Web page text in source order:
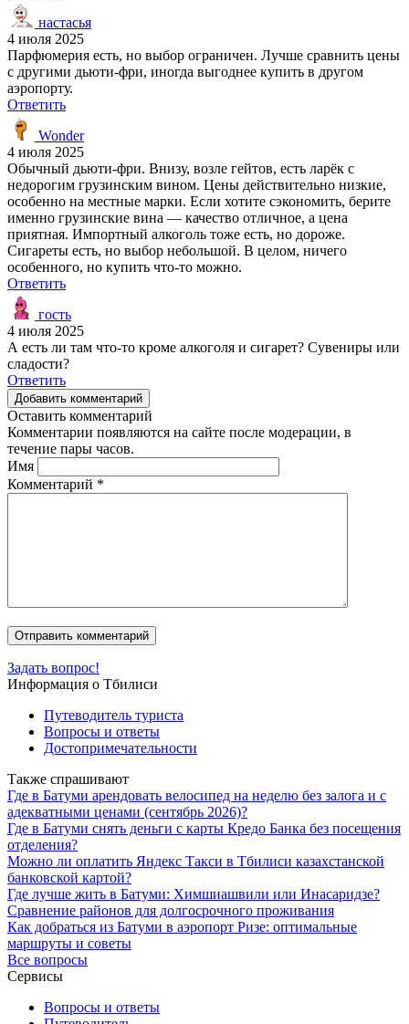
настасья
4 июля 2025
Парфюмерия есть, но выбор ограничен. Лучше сравнить цены
с другими дьюти-фри, иногда выгоднее купить в другом
аэропорту.
Ответить
Wonder
4 июля 2025
Обычный дьюти-фри. Внизу, возле гейтов, есть ларёк с
недорогим грузинским вином. Цены действительно низкие,
особенно на местные марки. Если хотите сэкономить, берите
именно грузинские вина — качество отличное, а цена
приятная. Импортный алкоголь тоже есть, но дороже.
Сигареты есть, но выбор небольшой. В целом, ничего
особенного, но купить что-то можно.
Ответить
гость
4 июля 2025
А есть ли там что-то кроме алкоголя и сигарет? Сувениры или
сладости?
Ответить
Добавить комментарий
Оставить комментарий
Комментарии появляются на сайте после модерации, в
течение пары часов.
Имя
Комментарий *
Задать вопрос!
Информация о Тбилиси
Путеводитель туриста
Вопросы и ответы
Достопримечательности
Также спрашивают
Где в Батуми арендовать велосипед на неделю без залога и с
адекватными ценами (сентябрь 2026)?
Где в Батуми снять деньги с карты Кредо Банка без посещения
отделения?
Можно ли оплатить Яндекс Такси в Тбилиси казахстанской
банковской картой?
Где лучше жить в Батуми: Химшиашвили или Инасаридзе?
Сравнение районов для долгосрочного проживания
Как добраться из Батуми в аэропорт Ризе: оптимальные
маршруты и советы
Все вопросы
Сервисы
Вопросы и ответы